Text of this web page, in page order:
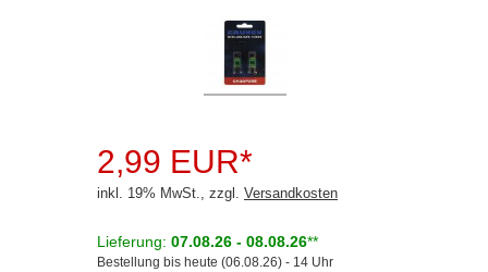
Antennensplitter
Antennenstecker
2,99 EUR*
inkl. 19% MwSt., zzgl. Versandkosten
Lieferung: 07.08.26 - 08.08.26**
Bestellung bis heute (06.08.26) - 14 Uhr